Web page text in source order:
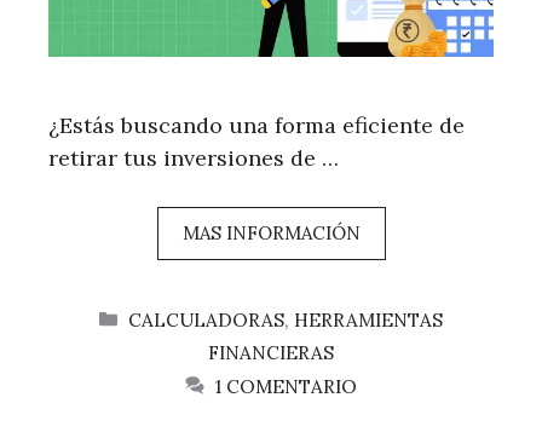
¿Estás buscando una forma eficiente de
retirar tus inversiones de …
MAS INFORMACIÓN
CATEGORÍAS
CALCULADORAS, HERRAMIENTAS
FINANCIERAS
1 COMENTARIO